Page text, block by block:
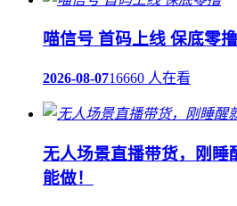
喵信号 首码上线 保底零撸
2026-08-0716660 人在看
无人场景直播带货，刚睡
能做！